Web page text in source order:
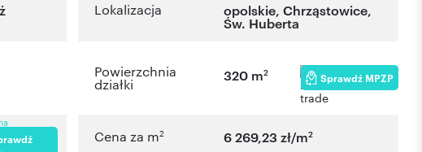
Lokalizacja opolskie,Chrząstowice,
Św. Huberta
Powierzchnia
działki
320 m2 Sprawdź MPZP
Cena za m2 6 269,23 zł/m2